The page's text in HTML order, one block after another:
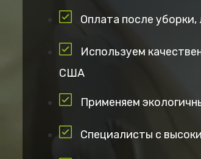
Оплата после
Используем
США
Применяем
Специалисты с